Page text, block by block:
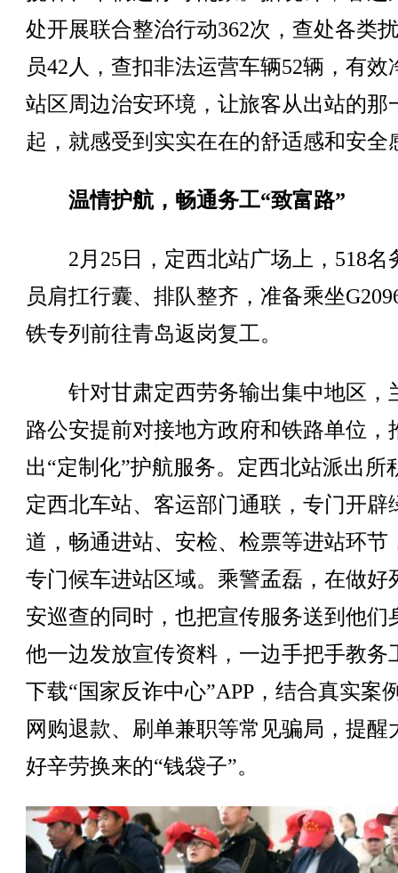
处开展联合整治行动362次，查处各类
员42人，查扣非法运营车辆52辆，有效
站区周边治安环境，让旅客从出站的那
起，就感受到实实在在的舒适感和安全
温情护航，畅通务工“致富路”
2月25日，定西北站广场上，518名
员肩扛行囊、排队整齐，准备乘坐
铁专列前往青岛返岗复工。
针对甘肃定西劳务输出集中地区，
路公安提前对接地方政府和铁路单位，
出“定制化”护航服务。定西北站派出所
定西北车站、客运部门通联，专门开辟
道，畅通进站、安检、检票等进站环节
专门候车进站区域。乘警孟磊，在做好
安巡查的同时，也把宣传服务送到他们
他一边发放宣传资料，一边手把手教务
下载“国家反诈中心”APP，结合真实案
网购退款、刷单兼职等常见骗局，提醒
好辛劳换来的“钱袋子”。